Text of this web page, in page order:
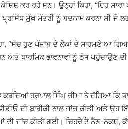
ਕੋਸ਼ਿਸ਼ ਕਰ ਰਹੇ ਸਨ। ਉਨ੍ਹਾਂ ਕਿਹਾ, “ਇਹ
ਮੁੱਖ ਮੰਤਰੀ ਨੂੰ ਬਦਨਾਮ ਕਰਨਾ ਸੀ ਜੋ
“ਸੱਚ ਹੁਣ ਪੰਜਾਬ ਦੇ ਲੋਕਾਂ ਦੇ ਸਾਹਮਣੇ ਆ
ਅਤੇ ਧਾਰਮਿਕ ਭਾਵਨਾਵਾਂ ਨੂੰ ਠੇਸ ਪਹੁੰਚਾਉਣ
ਕਰਦਿਆਂ ਹਰਪਾਲ ਸਿੰਘ ਚੀਮਾ ਨੇ ਦੱਸਿਆ ਕਿ
ਦੀ ਬਾਰੀਕੀ ਨਾਲ ਜਾਂਚ ਕੀਤੀ ਅਤੇ
ਦੀ ਜਾਂਚ ਕੀਤੀ ਗਈ। ਚਿਹਰੇ ਦੇ ਨੈਣ-ਨਕਸ਼,